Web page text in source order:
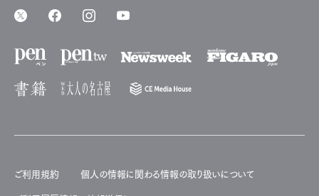
ご利用規約 個人の情報に関わる情報の取り扱いについて